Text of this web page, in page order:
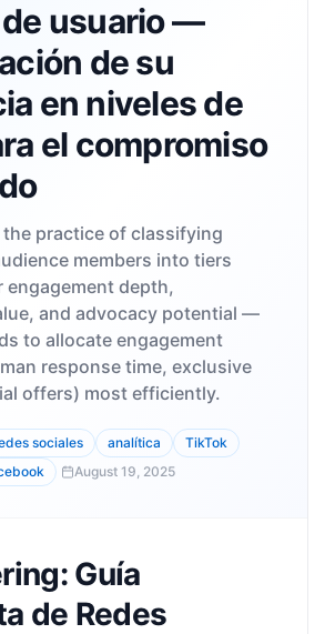
usuario —
de su
en niveles de
el compromiso
practice of classifying
members into tiers
engagement depth,
and advocacy potential —
to allocate engagement
response time, exclusive
offers) most efficiently.
sociales analítica
TikTok
August 19, 2025
Guía
de Redes